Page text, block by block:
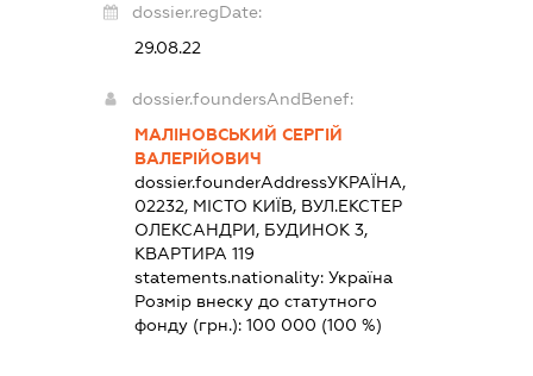
dossier.regDate:
29.08.22
dossier.foundersAndBenef:
МАЛІНОВСЬКИЙ СЕРГІЙ
ВАЛЕРІЙОВИЧ
dossier.founderAddressУКРАЇНА,
02232, МІСТО КИЇВ, ВУЛ.ЕКСТЕР
ОЛЕКСАНДРИ, БУДИНОК 3,
КВАРТИРА 119
statements.nationality:Україна
Розмір внеску до статутного
фонду (грн.):100 000 (100 %)